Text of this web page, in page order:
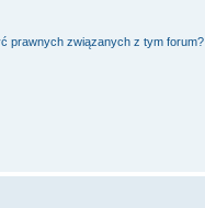
prawnych związanych z tym forum?